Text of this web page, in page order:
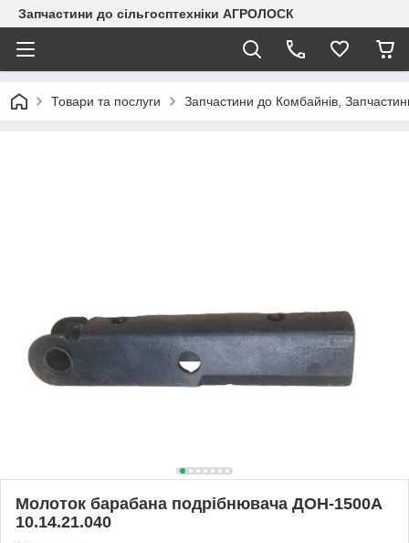
Запчастини до сільгосптехніки АГРОЛОСК
Товари та послуги Запчастини до Комбайнів,
Молоток барабана подрібнювача ДОН-1500А
10.14.21.040